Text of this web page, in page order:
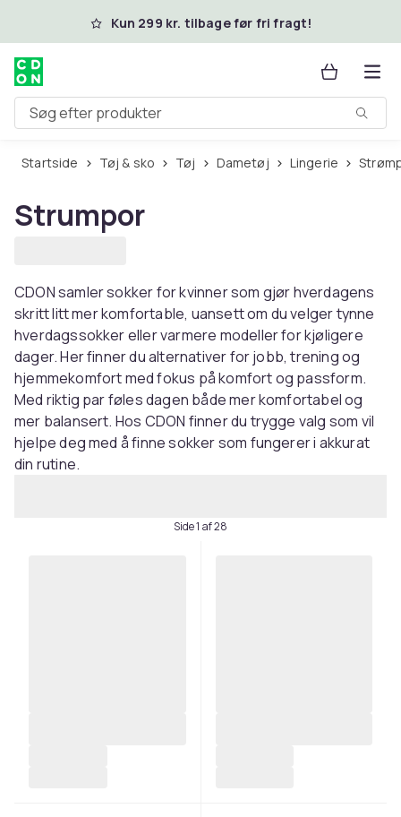
Spring til hovedindhold
Kun 299 kr. tilbage før fri fragt!
Søg efter produkter
Startside Tøj & sko Tøj Dametøj Lingerie
Strumpor
CDON samler sokker for kvinner som gjør hverdagens
skritt litt mer komfortable, uansett om du velger tynne
hverdagssokker eller varmere modeller for kjøligere
dager. Her finner du alternativer for jobb, trening og
hjemmekomfort med fokus på komfort og passform.
Med riktig par føles dagen både mer komfortabel og
mer balansert. Hos CDON finner du trygge valg som vil
hjelpe deg med å finne sokker som fungerer i akkurat
din rutine.
Side 1 af 28